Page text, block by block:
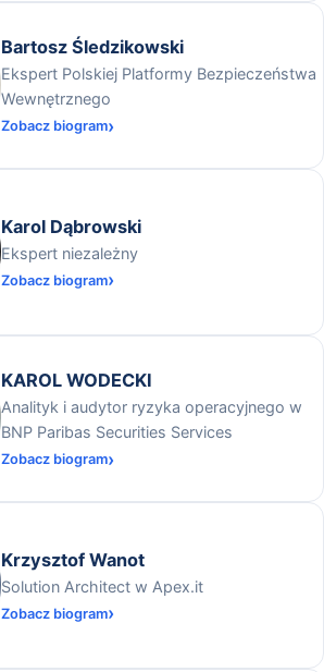
Bartosz Śledzikowski
Ekspert Polskiej Platformy Bezpieczeństwa
Wewnętrznego
Zobacz biogram
Karol Dąbrowski
Ekspert niezależny
Zobacz biogram
KAROL WODECKI
Analityk i audytor ryzyka operacyjnego w
BNP Paribas Securities Services
Zobacz biogram
Krzysztof Wanot
Solution Architect w Apex.it
Zobacz biogram